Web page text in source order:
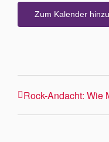
Zum Kalender
Rock-Andacht: Wie